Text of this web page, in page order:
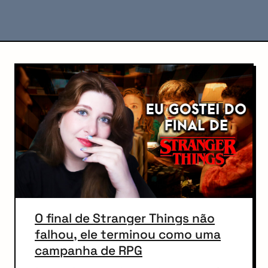
C
o
n
t
e
O final de Stranger Things não
falhou, ele terminou como uma
campanha de RPG